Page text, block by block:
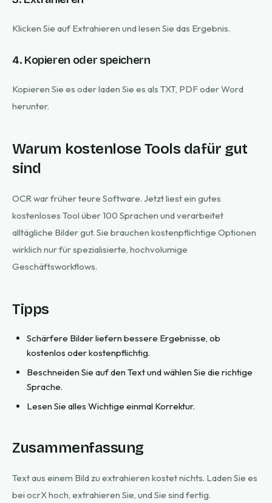
Klicken Sie auf Extrahieren und lesen Sie das Ergebnis.
4. Kopieren oder speichern
Kopieren Sie es oder laden Sie es als TXT, PDF oder Word
herunter.
Warum kostenlose Tools dafür gut
sind
OCR war früher teure Software. Jetzt liest ein gutes
kostenloses Tool über 100 Sprachen und verarbeitet
alltägliche Bilder gut. Sie brauchen kostenpflichtige Optionen
wirklich nur für spezialisierte, hochvolumige
Geschäftsworkflows.
Tipps
Schärfere Bilder liefern bessere Ergebnisse, ob
kostenlos oder kostenpflichtig.
Beschneiden Sie auf den Text und wählen Sie die richtige
Sprache.
Lesen Sie alles Wichtige einmal Korrektur.
Zusammenfassung
Text aus einem Bild zu extrahieren kostet nichts. Laden Sie es
bei ocrX hoch, extrahieren Sie, und Sie sind fertig.